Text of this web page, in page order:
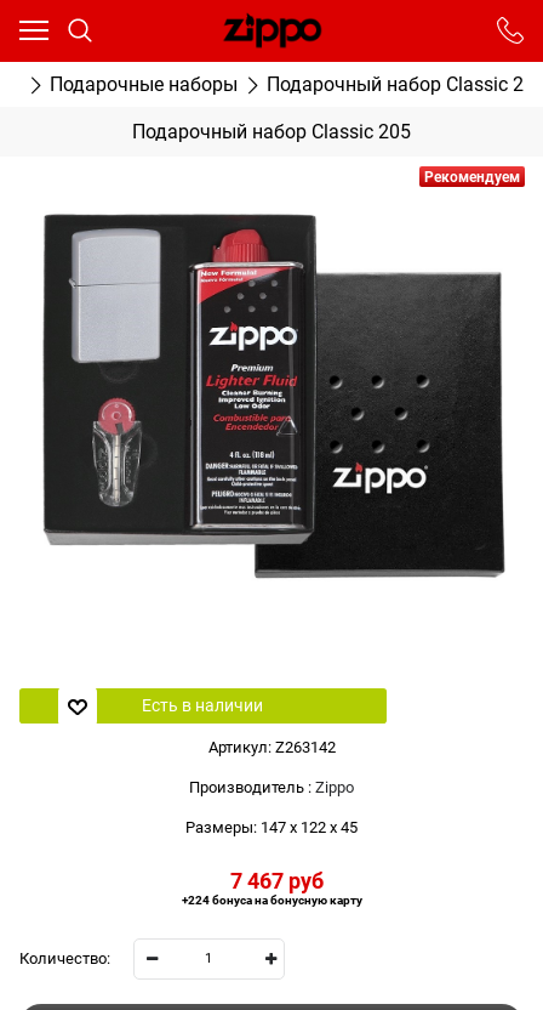
Подарочные наборы Подарочный набор Classic
Подарочный набор Classic 205
Рекомендуем
Есть в наличии
Артикул: Z263142
Производитель : Zippo
Размеры: 147 x 122 x 45
7 467 руб
+224 бонуса на бонусную карту
Количество:
Ваш город - Москва,
От выбранного города зависят сроки доставки